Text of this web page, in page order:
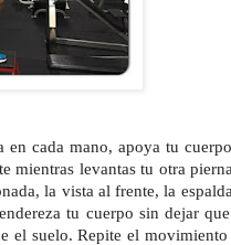
en cada mano, apoya tu
mientras levantas tu otra
la vista al frente, la
tu cuerpo sin dejar
el suelo. Repite el